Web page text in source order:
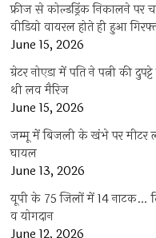
फ्रीज से कोल्डड्रिंक निकालने पर
वीडियो वायरल होते ही हुआ
June 15, 2026
ग्रेटर नोएडा में पति ने पत्नी की
थी लव मैरिज
June 15, 2026
जम्मू में बिजली के खंभे पर
घायल
June 13, 2026
यूपी के 75 जिलों में 14 नाटक…
व योगदान